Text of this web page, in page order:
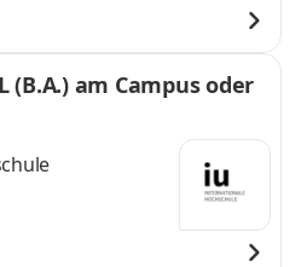
(B.A.) am Campus oder